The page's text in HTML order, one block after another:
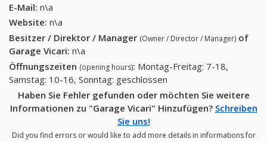
E-Mail: n\a
Website: n\a
Besitzer / Direktor / Manager (Owner / Director / Manager) of
Garage Vicari: n\a
Öffnungszeiten (opening hours): Montag-Freitag: 7-18,
Samstag: 10-16, Sonntag: geschlossen
Haben Sie Fehler gefunden oder möchten Sie weitere
Informationen zu "Garage Vicari" Hinzufügen? Schreiben
Sie uns!
Did you find errors or would like to add more details in informations for